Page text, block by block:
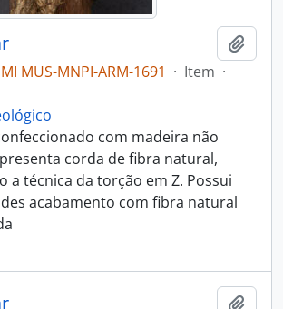
MUS-MNPI-ARM-1691 · Item ·
com madeira não
corda de fibra natural,
a técnica da torção em Z. Possui
acabamento com fibra natural